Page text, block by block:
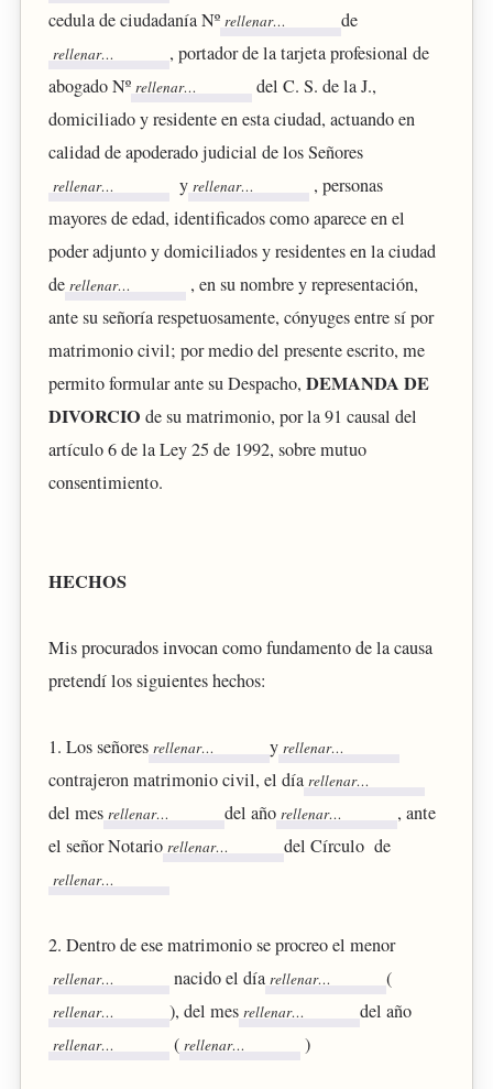
cedula de ciudadanía Nº
de
, portador de la tarjeta profesional de
abogado Nº
del C. S. de la J.,
domiciliado y residente en esta ciudad, actuando en
calidad de apoderado judicial de los Señores
y
, personas
mayores de edad, identificados como aparece en el
poder adjunto y domiciliados y residentes en la ciudad
de
, en su nombre y representación,
ante su señoría respetuosamente, cónyuges entre sí por
matrimonio civil; por medio del presente escrito, me
permito formular ante su Despacho, DEMANDA DE
DIVORCIO de su matrimonio, por la 91 causal del
artículo 6 de la Ley 25 de 1992, sobre mutuo
consentimiento.
HECHOS
Mis procurados invocan como fundamento de la causa
pretendí los siguientes hechos:
1. Los señores
y
contrajeron matrimonio civil, el día
del mes
del año
, ante
el señor Notario
del Círculo de
2. Dentro de ese matrimonio se procreo el menor
nacido el día
(
), del mes
del año
(
)